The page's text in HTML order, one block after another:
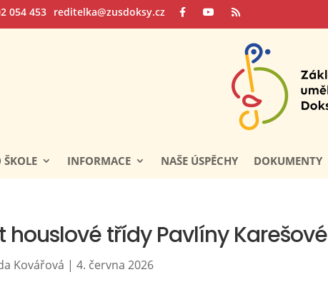
054 453 reditelka@zusdoksy.cz
ŠKOLE INFORMACE NAŠE ÚSPĚCHY DOKUMENTY
houslové třídy Pavlíny Karešové
Kovářová |4. června 2026